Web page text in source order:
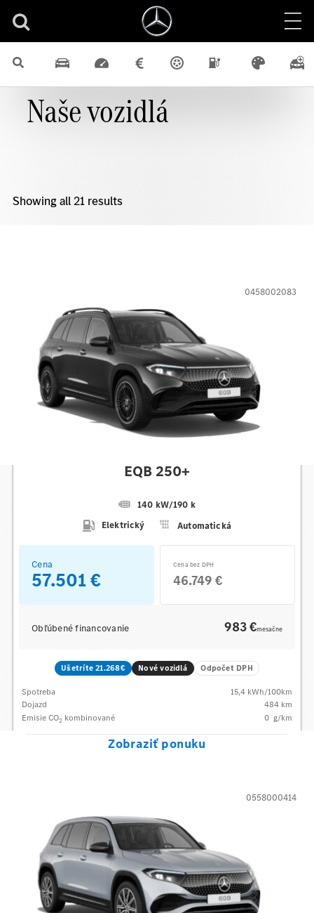
Naše vozidlá
Showing all 21 results
EQB 250+
140 kW/190 k
Elektrický
Automatická
0458002083
Cena
57.501 €
Cena bez DPH
46.749 €
Obľúbené financovanie 983 €mesačne
Ušetríte 21.268€ Nové vozidlá Odpočet DPH
Spotreba 15,4 kWh/100km
Dojazd
484 km
Emisie CO2 kombinované 0 g/km
Zobraziť ponuku
0558000414